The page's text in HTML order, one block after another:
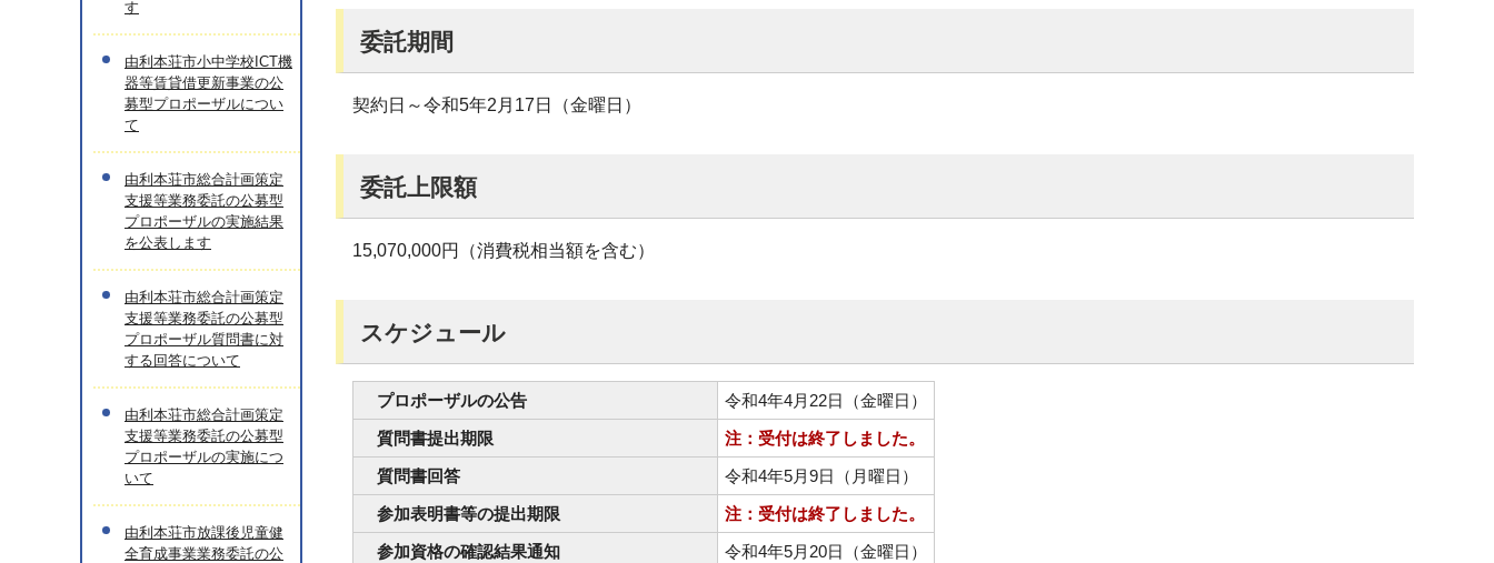
委託期間
契約日～令和5年2月17日（金曜日）
委託上限額
15,070,000円（消費税相当額を含む）
スケジュール
プロポーザルの公告
令和4年4月22日（金曜日）
質問書提出期限
注：受付は終了しました。
質問書回答
令和4年5月9日（月曜日）
参加表明書等の提出期限
注：受付は終了しました。
参加資格の確認結果通知
令和4年5月20日（金曜日）
す
由利本荘市小中学校ICT機
器等賃貸借更新事業の公
募型プロポーザルについ
て
由利本荘市総合計画策定
支援等業務委託の公募型
プロポーザルの実施結果
を公表します
由利本荘市総合計画策定
支援等業務委託の公募型
プロポーザル質問書に対
する回答について
由利本荘市総合計画策定
支援等業務委託の公募型
プロポーザルの実施につ
いて
由利本荘市放課後児童健
全育成事業業務委託の公